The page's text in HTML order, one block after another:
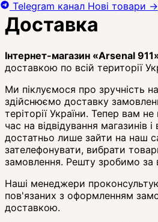
Доставка
Інтернет-магазин «Arsenal
доставкою по всій території
Ми піклуємося про зручність
здійснюємо доставку
теріторії України. Тепер вам
час на відвідування магазинів
достатньо лише зайти на наш
зателефонувати, вибрати
замовлення. Решту зробимо за
Наші менеджери
пов'язаних з оформленням
доставкою.
Telegram канал Нові товари →